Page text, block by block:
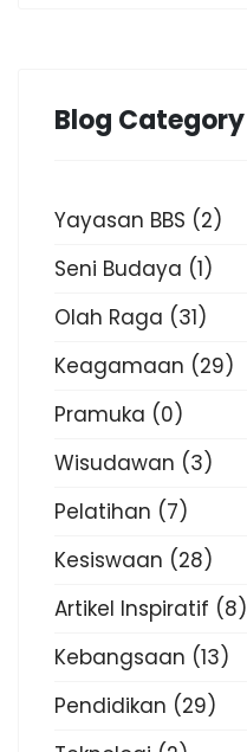
Blog Category
Yayasan BBS (2)
Seni Budaya (1)
Olah Raga (31)
Keagamaan (29)
Pramuka (0)
Wisudawan (3)
Pelatihan (7)
Kesiswaan (28)
Artikel Inspiratif (8)
Kebangsaan (13)
Pendidikan (29)